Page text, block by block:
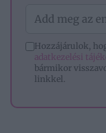
Hozzájárulok,
adatkezelési
bármikor
linkkel.